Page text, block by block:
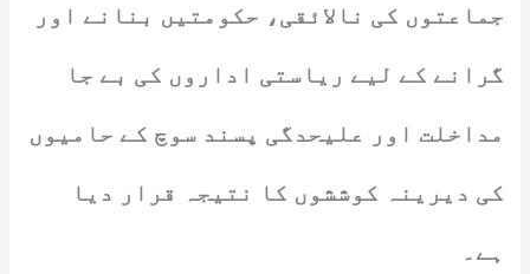
جماعتوں کی نالائقی، حکومتیں بنانے اور
گرانے کے لیے ریاستی اداروں کی بے جا
مداخلت اور علیحدگی پسند سوچ کے حامیوں
کی دیرینہ کوششوں کا نتیجہ قرار دیا
ہے۔